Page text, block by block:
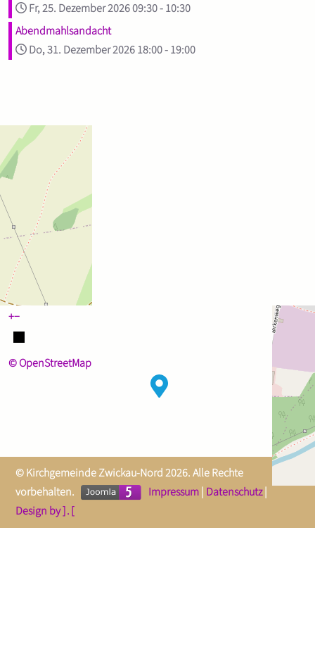
+−
© OpenStreetMap
Fr, 25. Dezember 202609:30-10:30
Abendmahlsandacht
Do, 31. Dezember 202618:00-19:00
© Kirchgemeinde Zwickau-Nord 2026. Alle Rechte
vorbehalten.
Impressum | Datenschutz|
Design by ] . [